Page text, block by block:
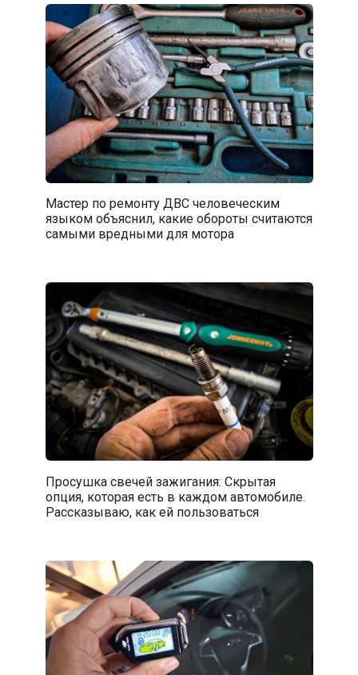
Мастер по ремонту ДВС человеческим
языком объяснил, какие обороты считаются
самыми вредными для мотора
Просушка свечей зажигания: Скрытая
опция, которая есть в каждом автомобиле.
Рассказываю, как ей пользоваться